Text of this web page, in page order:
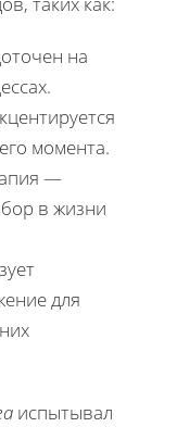
на
момента.
—
в жизни
для
испытывал